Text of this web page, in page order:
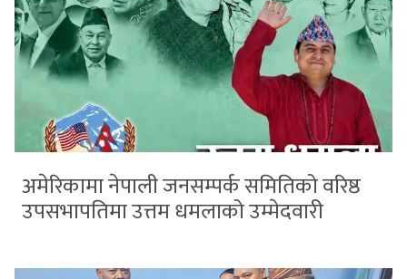
अमेरिकामा नेपाली जनसम्पर्क समितिको वरिष्ठ
उपसभापतिमा उत्तम धमलाको उम्मेदवारी